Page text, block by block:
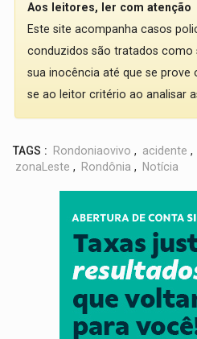
Aos leitores, ler com atenção
Este site acompanha casos
conduzidos são tratados como
sua inocência até que se prove
se ao leitor critério ao analisar
TAGS : Rondoniaovivo , acidente ,
zonaLeste , Rondônia , Notícia